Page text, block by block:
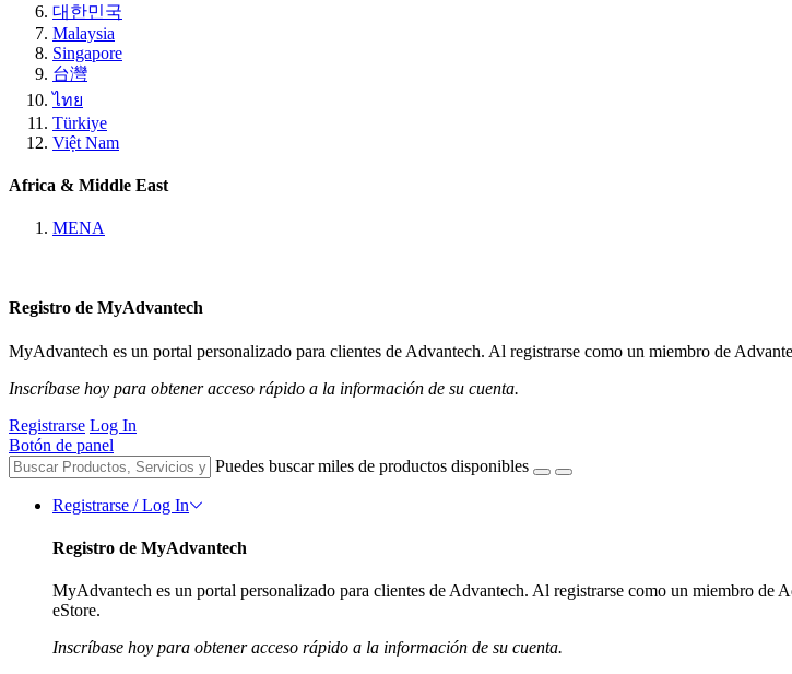
대한민국
Malaysia
Singapore
台灣
ไทย
Türkiye
Việt Nam
Africa & Middle East
MENA
Registro de MyAdvantech
MyAdvantech es un portal personalizado para clientes de Advantech. Al registrarse como un miembro de
Inscríbase hoy para obtener acceso rápido a la información de su cuenta.
Registrarse Log In
Botón de panel
Puedes buscar miles de productos disponibles
Registrarse / Log In
Registro de MyAdvantech
MyAdvantech es un portal personalizado para clientes de Advantech. Al registrarse como un miembro de
eStore.
Inscríbase hoy para obtener acceso rápido a la información de su cuenta.